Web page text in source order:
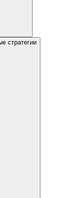
стратегии